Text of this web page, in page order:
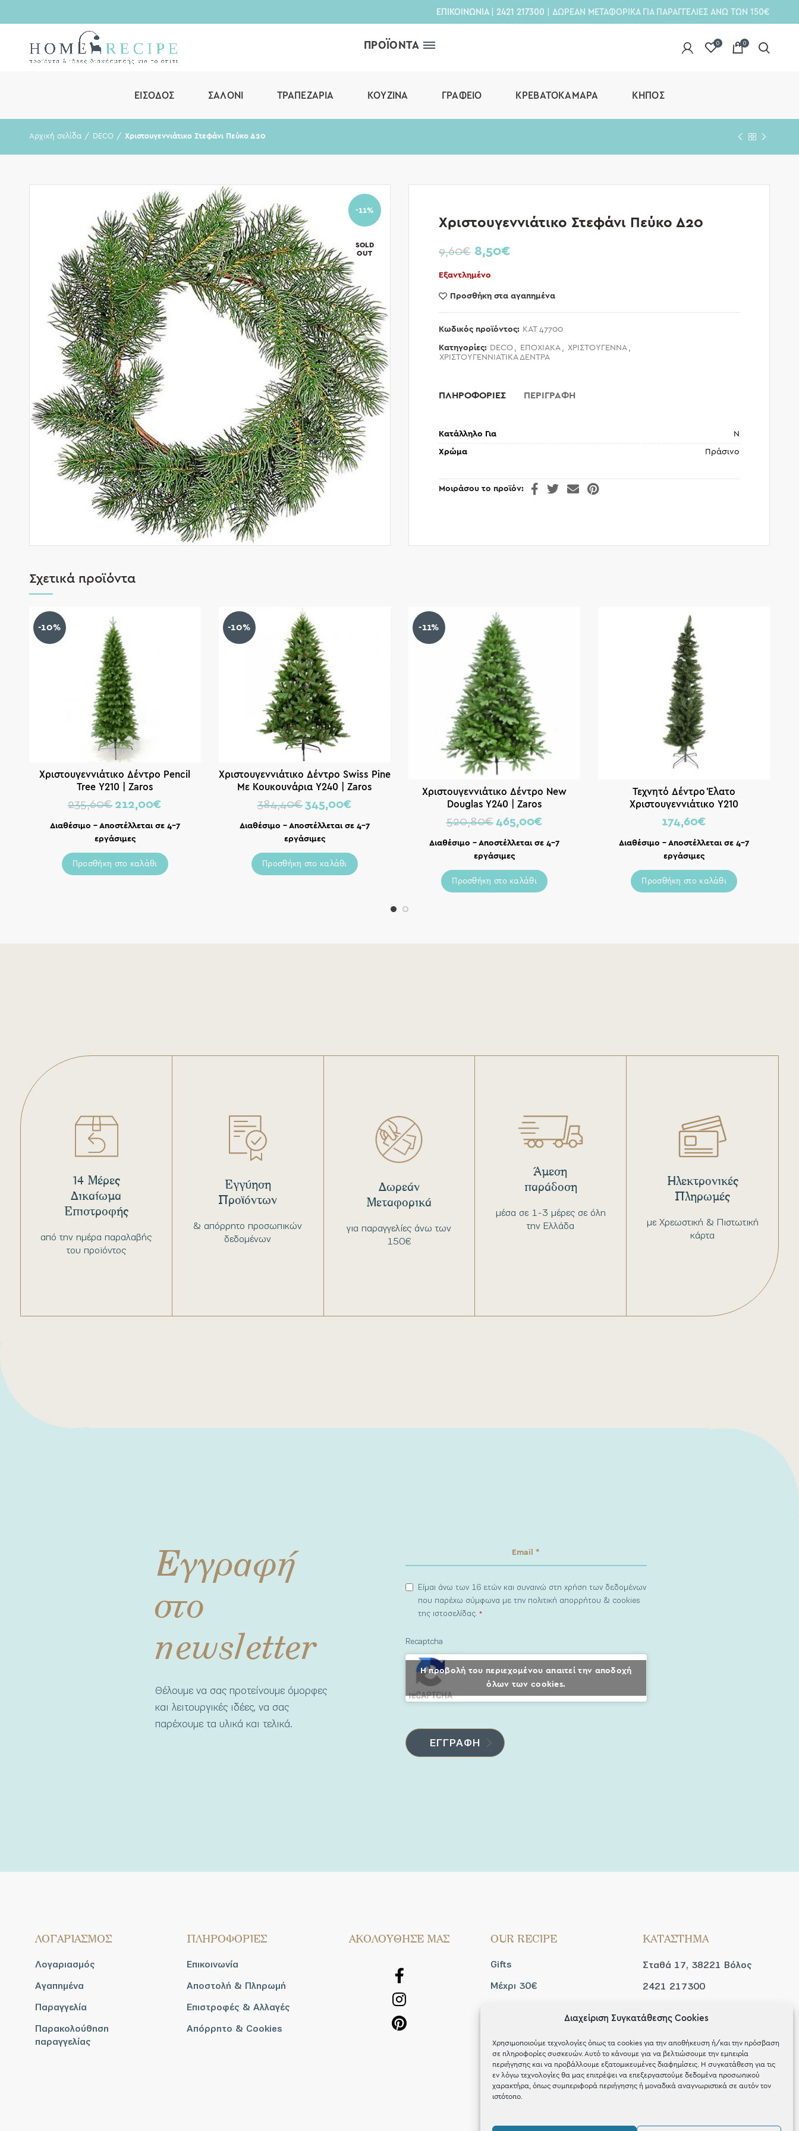
Διαχείριση Συγκατάθεσης Cookies
Χρησιμοποιούμε τεχνολογίες όπως τα cookies για την αποθήκευση ή/και την πρόσβαση
σε πληροφορίες συσκευών. Αυτό το κάνουμε για να βελτιώσουμε την εμπειρία
περιήγησης και να προβάλλουμε εξατομικευμένες διαφημίσεις. Η συγκατάθεση για τις
εν λόγω τεχνολογίες θα μας επιτρέψει να επεξεργαστούμε δεδομένα προσωπικού
χαρακτήρα, όπως συμπεριφορά περιήγησης ή μοναδικά αναγνωριστικά σε αυτόν τον
ιστότοπο.
ΕΠΙΚΟΙΝΩΝΙΑ| 2421 217300 | ΔΩΡΕΑΝ ΜΕΤΑΦΟΡΙΚΑ ΓΙΑ ΠΑΡΑΓΓΕΛΙΕΣ ΑΝΩ ΤΩΝ 150€
ΠΡΟΪΟΝΤΑ 0 0
ΕΊΣΟΔΟΣ ΣΑΛΌΝΙ ΤΡΑΠΕΖΑΡΊΑ ΚΟΥΖΊΝΑ ΓΡΑΦΕΊΟ ΚΡΕΒΑΤΟΚΆΜΑΡΑ ΚΉΠΟΣ
Αρχική σελίδα DECO Χριστουγεννιάτικο Στεφάνι Πεύκο Δ20
-11%
SOLD
OUT
Χριστουγεννιάτικο Στεφάνι Πεύκο Δ20
9,60€ 8,50€
Εξαντλημένο
Προσθήκη στα αγαπημένα
Κωδικός προϊόντος: KAT 47700
Κατηγορίες: DECO , ΕΠΟΧΙΑΚΑ , ΧΡΙΣΤΟΥΓΕΝΝΑ ,
ΧΡΙΣΤΟΥΓΕΝΝΙΑΤΙΚΑ ΔΕΝΤΡΑ
ΠΛΗΡΟΦΟΡΙΕΣ ΠΕΡΙΓΡΑΦΉ
Κατάλληλο Για N
Χρώμα Πράσινο
Μοιράσου το προϊόν
Σχετικά προϊόντα
-10%
Χριστουγεννιάτικο Δέντρο Pencil
Tree Υ210 | Zaros
235,60€ 212,00€
Διαθέσιμο – Αποστέλλεται σε 4-7
εργάσιμες
Προσθήκη στο καλάθι
-10%
Χριστουγεννιάτικο Δέντρο Swiss Pine
Με Κουκουνάρια Υ240 | Zaros
384,40€ 345,00€
Διαθέσιμο – Αποστέλλεται σε 4-7
εργάσιμες
Προσθήκη στο καλάθι
-11%
Χριστουγεννιάτικο Δέντρο New
Douglas Y240 | Zaros
520,80€ 465,00€
Διαθέσιμο – Αποστέλλεται σε 4-7
εργάσιμες
Προσθήκη στο καλάθι
Τεχνητό Δέντρο Έλατο
Χριστουγεννιάτικο Υ210
174,60€
Διαθέσιμο – Αποστέλλεται σε 4-7
εργάσιμες
Προσθήκη στο καλάθι
από την ημέρα παραλαβής
του προϊόντος
14 Μέρες
Δικαίωμα
Επιστροφής
& απόρρητο προσωπικών
δεδομένων
Εγγύηση
Προϊόντων
για παραγγελίες άνω των
150€
Δωρεάν
Μεταφορικά
μέσα σε 1-3 μέρες σε όλη
την Ελλάδα
Άμεση
παράδοση
με Χρεωστική & Πιστωτική
κάρτα
Ηλεκτρονικές
Πληρωμές
Εγγραφή
στο
newsletter
Θέλουμε να σας προτείνουμε όμορφες
και λειτουργικές ιδέες, να σας
παρέχουμε τα υλικά και τελικά.
Είμαι άνω των 16 ετών και συναινώ στη χρήση των δεδομένων
που παρέχω σύμφωνα με την πολιτική απορρήτου & cookies
της ιστοσελίδας.*
Recaptcha
Η προβολή του περιεχομένου απαιτεί την αποδοχή
όλων των cookies.
ΛΟΓΑΡΙΑΣΜΟΣ
Λογαριασμός
Αγαπημένα
Παραγγελία
Παρακολούθηση
παραγγελίας
ΠΛΗΡΟΦΟΡΙΕΣ
Επικοινωνία
Αποστολή & Πληρωμή
Επιστροφές & Αλλαγές
Απόρρητο & Cookies
AΚΟΛΟΥΘΗΣΕ ΜΑΣ OUR RECIPE
Gifts
Μέχρι 30€
ΚΑΤΑΣΤΗΜΑ
Σταθά 17, 38221 Βόλος
2421 217300
Τριτ / Πεμ / Παρ: 09:00 -
21:00